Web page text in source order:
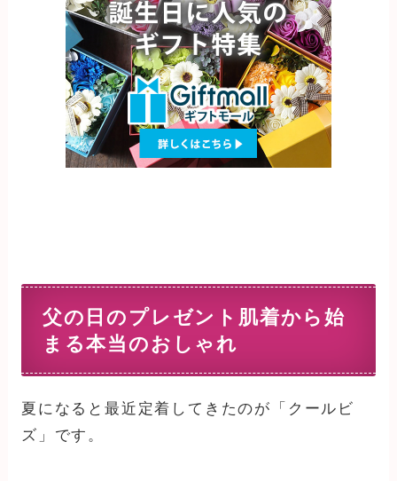
父の日のプレゼント肌着から始
まる本当のおしゃれ
夏になると最近定着してきたのが「クールビ
ズ」です。